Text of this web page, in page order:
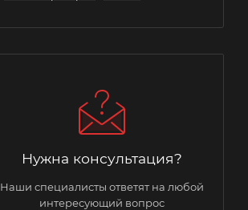
Нужна консультация?
Наши специалисты ответят на любой
интересующий вопрос